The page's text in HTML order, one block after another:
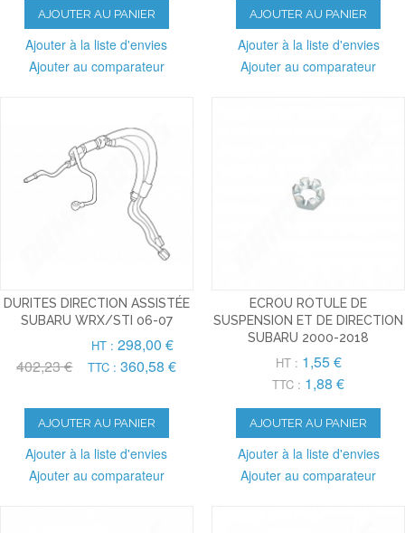
AJOUTER AU PANIER
Ajouter à la liste d'envies
Ajouter au comparateur
AJOUTER AU PANIER
Ajouter à la liste d'envies
Ajouter au comparateur
DURITES DIRECTION ASSISTÉE
SUBARU WRX/STI 06-07
402,23 €
HT : 298,00 €
TTC : 360,58 €
AJOUTER AU PANIER
Ajouter à la liste d'envies
Ajouter au comparateur
ECROU ROTULE DE
SUSPENSION ET DE DIRECTION
SUBARU 2000-2018
HT : 1,55 €
TTC : 1,88 €
AJOUTER AU PANIER
Ajouter à la liste d'envies
Ajouter au comparateur